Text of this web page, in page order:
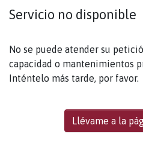
Servicio no disponible
No se puede atender su
capacidad o mantenimientos
Inténtelo más tarde, por favor.
Llévame a la